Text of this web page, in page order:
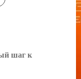
шаг к